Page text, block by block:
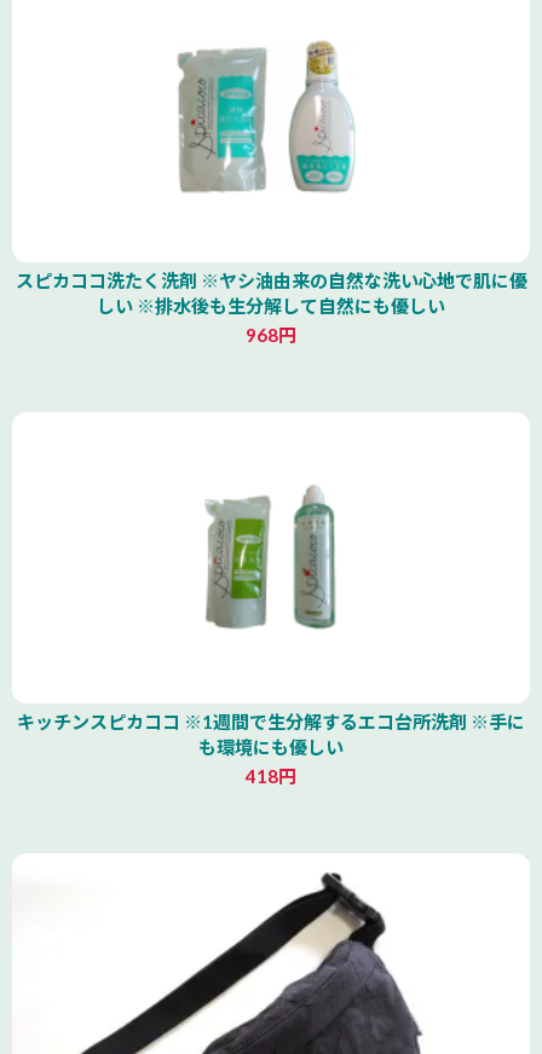
スピカココ洗たく洗剤 ※ヤシ油由来の自然な洗い心地で肌に優
しい ※排水後も生分解して自然にも優しい
968円
キッチンスピカココ ※1週間で生分解するエコ台所洗剤 ※手に
も環境にも優しい
418円